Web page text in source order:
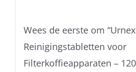
Wees de eerste om “Urnex
Reinigingstabletten voor
Filterkoffieapparaten –